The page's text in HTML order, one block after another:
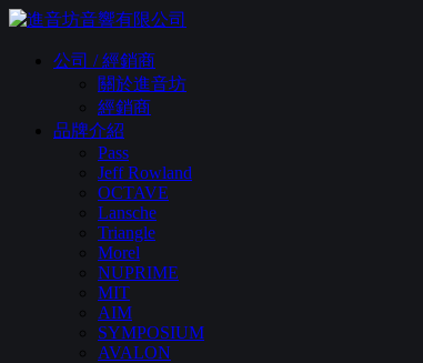
公司 / 經銷商
關於進音坊
經銷商
品牌介紹
Pass
Jeff Rowland
OCTAVE
Lansche
Triangle
Morel
NUPRIME
MIT
AIM
SYMPOSIUM
AVALON